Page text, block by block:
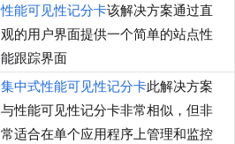
性能可见性记分卡该解决方案通过直
观的用户界面提供一个简单的站点性
能跟踪界面
集中式性能可见性记分卡此解决方案
与性能可见性记分卡非常相似，但非
常适合在单个应用程序上管理和监控